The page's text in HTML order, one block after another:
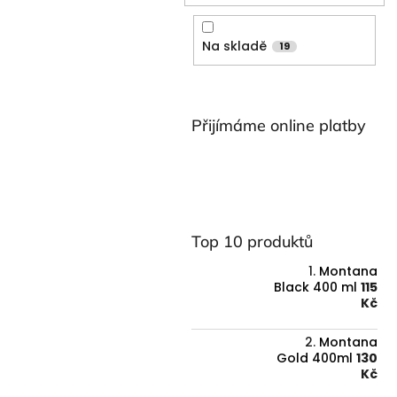
Na skladě 19
Přijímáme online platby
Top 10 produktů
Montana
Black 400 ml 115
Kč
Montana
Gold 400ml 130
Kč